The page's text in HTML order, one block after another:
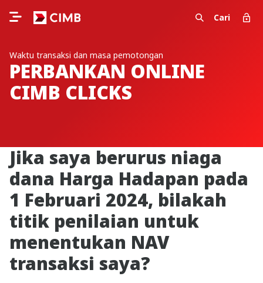
Cari
Waktu transaksi dan masa pemotongan
PERBANKAN ONLINE
CIMB CLICKS
Jika saya berurus niaga
dana Harga Hadapan pada
1 Februari 2024, bilakah
titik penilaian untuk
menentukan NAV
transaksi saya?